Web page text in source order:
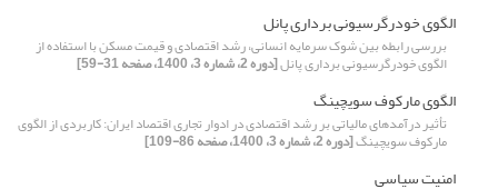
الگوی خودرگرسیونی برداری پانل
بررسی رابطه بین شوک سرمایه انسانی، رشد اقتصادی و قیمت مسکن با استفاده از
الگوی خودرگرسیونی برداری پانل[دوره 2، شماره 3، 1400، صفحه 31-59]
الگوی مارکوف سویچینگ
تأثیر درآمدهای مالیاتی بر رشد اقتصادی در ادوار تجاری اقتصاد ایران: کاربردی از الگوی
مارکوف سویچینگ[دوره 2، شماره 3، 1400، صفحه 86-109]
امنیت سیاسی